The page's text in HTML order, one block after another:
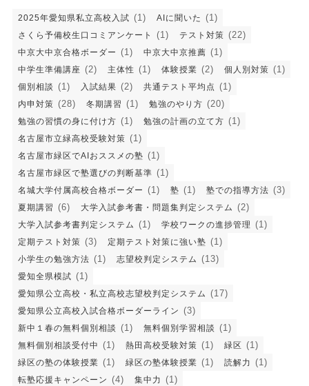
2025年愛知県私立高校入試 (1) AIに聞いた (1)
さくら予備校生口コミアンケート (1) テスト対策 (22)
中京大中京合格ボーダー (1) 中京大中京推薦 (1)
中学生準備講座 (2) 主体性 (1) 体験授業 (2) 個人別対策 (1)
個別相談 (1) 入試結果 (2) 共通テスト平均点 (1)
内申対策 (28) 冬期講習 (1) 勉強のやり方 (20)
勉強の習慣の身に付け方 (1) 勉強の計画の立て方 (1)
名古屋市立緑高校受験対策 (1)
名古屋市緑区でAIおススメの塾 (1)
名古屋市緑区で塾選びの判断基準 (1)
名城大学付属高校合格ボーダー (1) 塾 (1) 塾での指導方法 (3)
夏期講習 (6) 大学入試参考書・問題集判定システム (2)
大学入試参考書判定システム (1) 学校ワークの進捗管理 (1)
定期テスト対策 (3) 定期テスト対策に強い塾 (1)
小学生の勉強方法 (1) 志望校判定システム (13)
愛知全県模試 (1)
愛知県公立高校・私立高校志望校判定システム (17)
愛知県公立高校入試合格ボーダーライン (3)
新中１春の無料個別相談 (1) 無料個別学習相談 (1)
無料個別相談受付中 (1) 熱田高校受験対策 (1) 緑区 (1)
緑区の塾の体験授業 (1) 緑区の塾体験授業 (1) 読解力 (1)
転塾応援キャンペーン (4) 集中力 (1)